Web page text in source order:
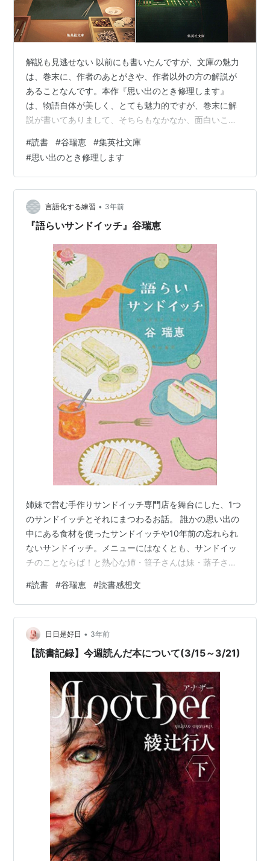
解説も見逃せない 以前にも書いたんですが、文庫の魅力
は、巻末に、作者のあとがきや、作者以外の方の解説が
あることなんです。本作『思い出のとき修理します』
は、物語自体が美しく、とても魅力的ですが、巻末に解
説が書いてありまして、そちらもなかなか、面白いこと
表現したらいいんだろう？こういうの何ていうんだっ
け？読者は読みながら、心の中に沸き起こってくる感情
を言葉に置き換えようとします。ですが、もう少しで出
てきそうなんだけど、出てこない。けっこう、歯痒いこ
とが多いんです。そんな微妙な表現とか、言い回しなん
かを、うまく言い表すことができている解説者の方がい
#読書 #谷瑞恵 #集英社文庫
#思い出のとき修理します
言語化する練習 • 3年前
『語らいサンドイッチ』谷瑞恵
姉妹で営む手作りサンドイッチ専門店を舞台にした、1つ
のサンドイッチとそれにまつわるお話。 誰かの思い出の
中にある食材を使ったサンドイッチや10年前の忘れられ
ないサンドイッチ。メニューにはなくとも、サンドイッ
チのことならば！と熱心な姉・笹子さんは妹・蕗子さん
イッチを作り上げる。 そのサンドイッチは誰かの記憶と
少しだけ繋がっていて、今食べている人だけでなく当時
のチリっとした気持ちも癒やしてくれるお話だった。 笹
ちゃんは料理がただの食べ物じゃないことを知ってい
る。人に寄り添って、楽しませたり勇気づけたり、そっ
#読書 #谷瑞恵 #読書感想文
日日是好日 • 3年前
【読書記録】今週読んだ本について(3/15～3/21)